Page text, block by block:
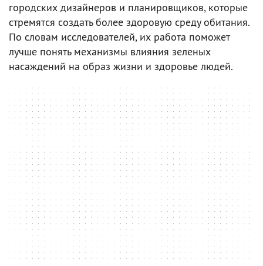
городских дизайнеров и планировщиков, которые
стремятся создать более здоровую среду обитания.
По словам исследователей, их работа поможет
лучше понять механизмы влияния зеленых
насаждений на образ жизни и здоровье людей.